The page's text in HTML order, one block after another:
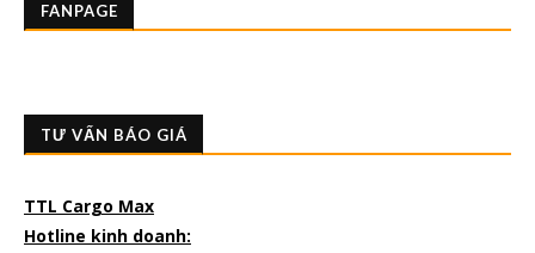
FANPAGE
TƯ VẤN BÁO GIÁ
TTL Cargo Max
Hotline kinh doanh: